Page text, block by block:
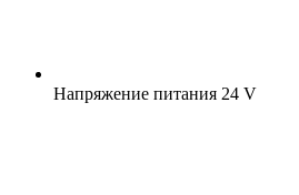
Напряжение питания 24 V